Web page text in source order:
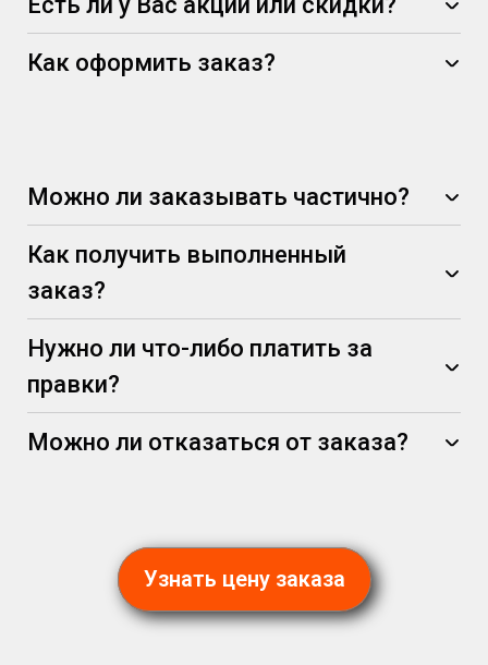
Как оформить заказ?
Можно ли заказывать частично?
Как получить выполненный
заказ?
Нужно ли что-либо платить за
правки?
Можно ли отказаться от заказа?
Узнать цену заказа